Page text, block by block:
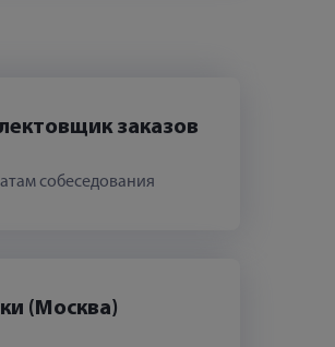
заказов
собеседования
(Москва)